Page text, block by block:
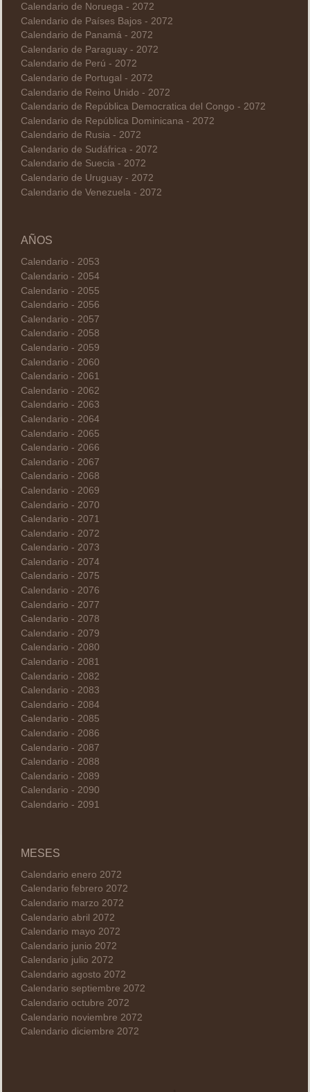
Calendario de Noruega - 2072
Calendario de Países Bajos - 2072
Calendario de Panamá - 2072
Calendario de Paraguay - 2072
Calendario de Perú - 2072
Calendario de Portugal - 2072
Calendario de Reino Unido - 2072
Calendario de República Democratica del Congo - 2072
Calendario de República Dominicana - 2072
Calendario de Rusia - 2072
Calendario de Sudáfrica - 2072
Calendario de Suecia - 2072
Calendario de Uruguay - 2072
Calendario de Venezuela - 2072
AÑOS
Calendario - 2053
Calendario - 2054
Calendario - 2055
Calendario - 2056
Calendario - 2057
Calendario - 2058
Calendario - 2059
Calendario - 2060
Calendario - 2061
Calendario - 2062
Calendario - 2063
Calendario - 2064
Calendario - 2065
Calendario - 2066
Calendario - 2067
Calendario - 2068
Calendario - 2069
Calendario - 2070
Calendario - 2071
Calendario - 2072
Calendario - 2073
Calendario - 2074
Calendario - 2075
Calendario - 2076
Calendario - 2077
Calendario - 2078
Calendario - 2079
Calendario - 2080
Calendario - 2081
Calendario - 2082
Calendario - 2083
Calendario - 2084
Calendario - 2085
Calendario - 2086
Calendario - 2087
Calendario - 2088
Calendario - 2089
Calendario - 2090
Calendario - 2091
MESES
Calendario enero 2072
Calendario febrero 2072
Calendario marzo 2072
Calendario abril 2072
Calendario mayo 2072
Calendario junio 2072
Calendario julio 2072
Calendario agosto 2072
Calendario septiembre 2072
Calendario octubre 2072
Calendario noviembre 2072
Calendario diciembre 2072